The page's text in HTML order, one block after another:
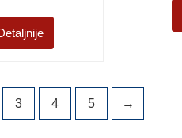
3 4 5 →